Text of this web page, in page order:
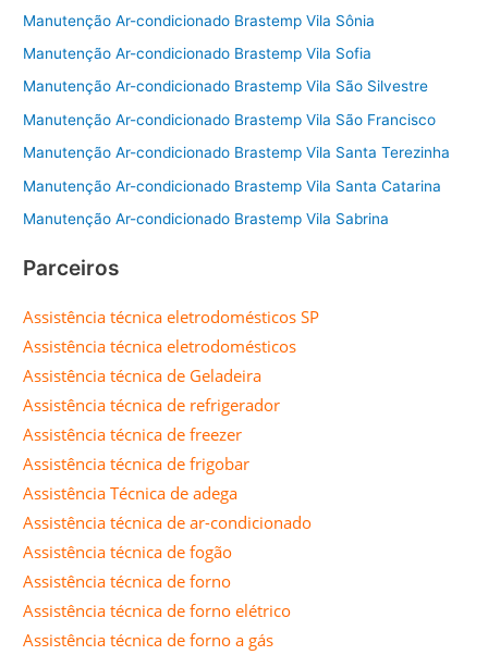
Manutenção Ar-condicionado Brastemp Vila Sônia
Manutenção Ar-condicionado Brastemp Vila Sofia
Manutenção Ar-condicionado Brastemp Vila São Silvestre
Manutenção Ar-condicionado Brastemp Vila São Francisco
Manutenção Ar-condicionado Brastemp Vila Santa Terezinha
Manutenção Ar-condicionado Brastemp Vila Santa Catarina
Manutenção Ar-condicionado Brastemp Vila Sabrina
Parceiros
Assistência técnica eletrodomésticos SP
Assistência técnica eletrodomésticos
Assistência técnica de Geladeira
Assistência técnica de refrigerador
Assistência técnica de freezer
Assistência técnica de frigobar
Assistência Técnica de adega
Assistência técnica de ar-condicionado
Assistência técnica de fogão
Assistência técnica de forno
Assistência técnica de forno elétrico
Assistência técnica de forno a gás